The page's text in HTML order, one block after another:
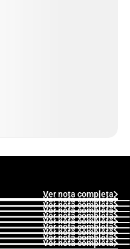
Ver nota completa
Ver nota completa
Ver nota completa
Ver nota completa
Ver nota completa
Ver nota completa
Ver nota completa
Ver nota completa
Ver nota completa
Ver nota completa